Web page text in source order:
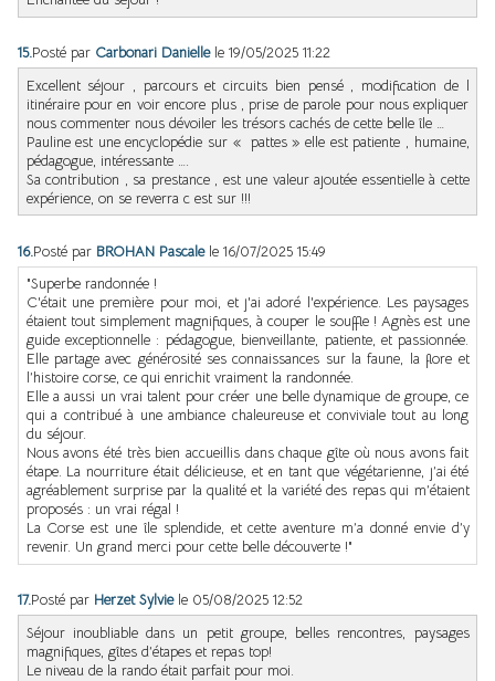
15.Posté par Carbonari Danielle le 19/05/2025 11:22
Excellent séjour , parcours et circuits bien pensé , modification de l
itinéraire pour en voir encore plus , prise de parole pour nous expliquer
nous commenter nous dévoiler les trésors cachés de cette belle île …
Pauline est une encyclopédie sur « pattes » elle est patiente , humaine,
pédagogue, intéressante ….
Sa contribution , sa prestance , est une valeur ajoutée essentielle à cette
expérience, on se reverra c est sur !!!
16.Posté par BROHAN Pascale le 16/07/2025 15:49
"Superbe randonnée !
C'était une première pour moi, et j'ai adoré l'expérience. Les paysages
étaient tout simplement magnifiques, à couper le souffle ! Agnès est une
guide exceptionnelle : pédagogue, bienveillante, patiente, et passionnée.
Elle partage avec générosité ses connaissances sur la faune, la flore et
l’histoire corse, ce qui enrichit vraiment la randonnée.
Elle a aussi un vrai talent pour créer une belle dynamique de groupe, ce
qui a contribué à une ambiance chaleureuse et conviviale tout au long
du séjour.
Nous avons été très bien accueillis dans chaque gîte où nous avons fait
étape. La nourriture était délicieuse, et en tant que végétarienne, j’ai été
agréablement surprise par la qualité et la variété des repas qui m’étaient
proposés : un vrai régal !
La Corse est une île splendide, et cette aventure m’a donné envie d’y
revenir. Un grand merci pour cette belle découverte !"
17.Posté par Herzet Sylvie le 05/08/2025 12:52
Séjour inoubliable dans un petit groupe, belles rencontres, paysages
magnifiques, gîtes d’étapes et repas top!
Le niveau de la rando était parfait pour moi.